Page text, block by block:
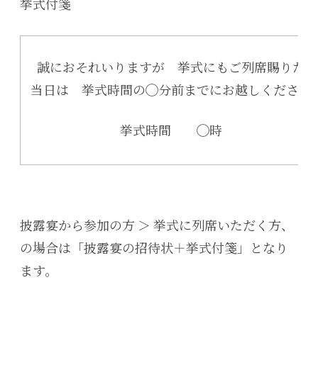
挙式付箋
誠におそれいりますが 挙式にもご列席賜りたく
当日は 挙式時間の◯分前までにお越しください
挙式時間 ◯時
披露宴から参加の方 ＞ 挙式に列席いただく方、
の場合は「披露宴の招待状＋挙式付箋」となり
ます。